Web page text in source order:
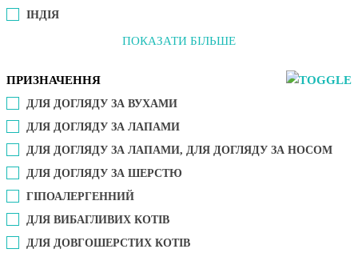
ІНДІЯ
ПОКАЗАТИ БІЛЬШЕ
ПРИЗНАЧЕННЯ
ДЛЯ ДОГЛЯДУ ЗА ВУХАМИ
ДЛЯ ДОГЛЯДУ ЗА ЛАПАМИ
ДЛЯ ДОГЛЯДУ ЗА ЛАПАМИ, ДЛЯ ДОГЛЯДУ ЗА НОСОМ
ДЛЯ ДОГЛЯДУ ЗА ШЕРСТЮ
ГІПОАЛЕРГЕННИЙ
ДЛЯ ВИБАГЛИВИХ КОТІВ
ДЛЯ ДОВГОШЕРСТИХ КОТІВ